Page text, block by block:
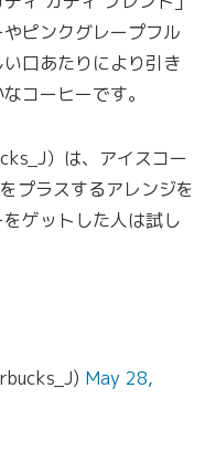
ピンクグレープフル
口あたりにより引き
コーヒーです。
）は、アイスコー
プラスするアレンジを
ゲットした人は試し
May 28,